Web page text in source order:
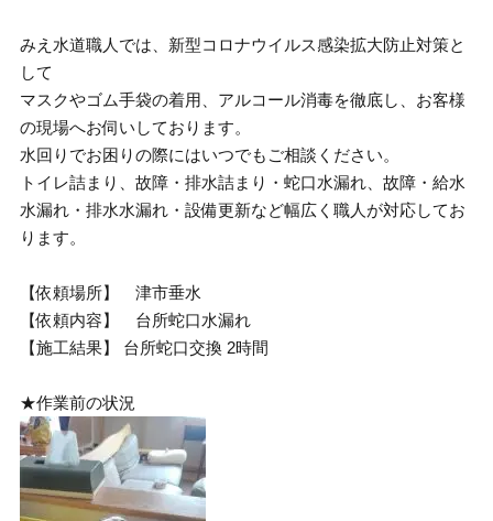
みえ水道職人では、新型コロナウイルス感染拡大防止対策と
して
マスクやゴム手袋の着用、アルコール消毒を徹底し、お客様
の現場へお伺いしております。
水回りでお困りの際にはいつでもご相談ください。
トイレ詰まり、故障・排水詰まり・蛇口水漏れ、故障・給水
水漏れ・排水水漏れ・設備更新など幅広く職人が対応してお
ります。
【依頼場所】 津市垂水
【依頼内容】 台所蛇口水漏れ
【施工結果】 台所蛇口交換 2時間
★作業前の状況